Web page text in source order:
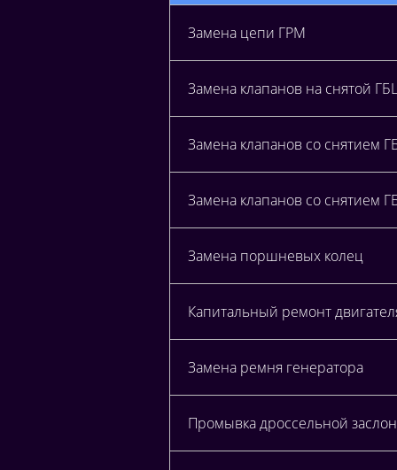
Замена цепи ГРМ
Замена клапанов на снятой
Замена клапанов со снятием
Замена клапанов со снятием
Замена поршневых колец
Капитальный ремонт
Замена ремня генератора
Промывка дроссельной